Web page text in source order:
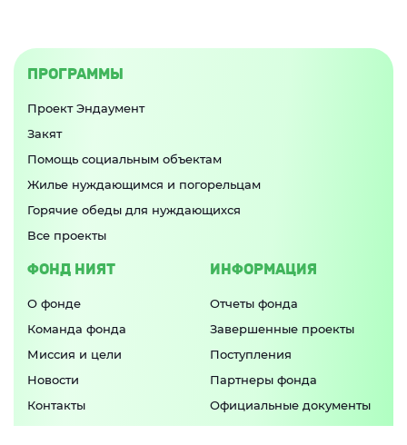
ПРОГРАММЫ
Проект Эндаумент
Закят
Помощь социальным объектам
Жилье нуждающимся и погорельцам
Горячие обеды для нуждающихся
Все проекты
ФОНД НИЯТ
О фонде
Команда фонда
Миссия и цели
Новости
Контакты
ИНФОРМАЦИЯ
Отчеты фонда
Завершенные проекты
Поступления
Партнеры фонда
Официальные документы
Попечительский совет